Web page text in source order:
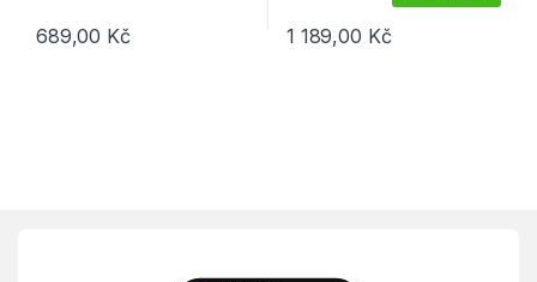
689,00 Kč
Tento produkt má více variant. Možnosti lze vybrat na stránce
1 189,00 Kč
Tento produkt má více